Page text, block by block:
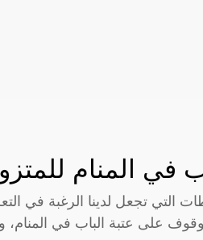
في المنام
التي تجعل لدينا الرغبة في
على عتبة الباب في